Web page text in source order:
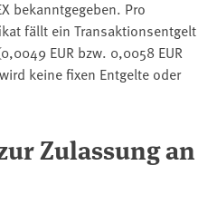
bekanntgegeben. Pro
fällt ein Transaktionsentgelt
EUR bzw. 0,0058 EUR
keine fixen Entgelte oder
Zulassung an